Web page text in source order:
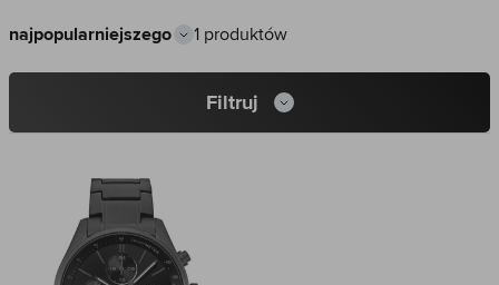
1 produktów
Filtruj